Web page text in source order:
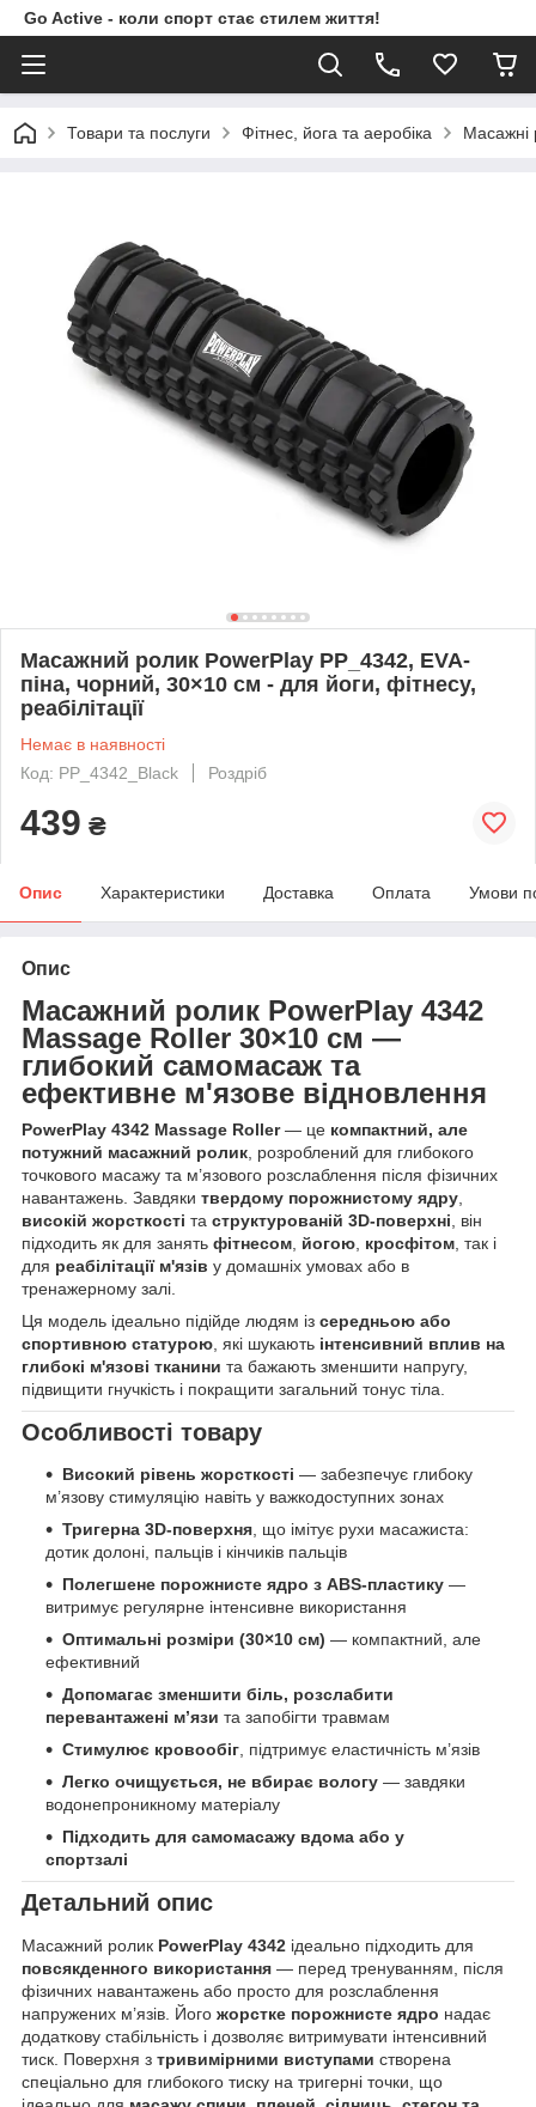
Go Active - коли спорт стає стилем життя!
Товари та послуги Фітнес, йога та аеробіка Масажні
Масажний ролик PowerPlay PP_4342, EVA-
піна, чорний, 30×10 см - для йоги, фітнесу,
реабілітації
Немає в наявності
Код: PP_4342_Black
Роздріб
439 ₴
Опис Характеристики Доставка Оплата Умови
Опис
Масажний ролик PowerPlay 4342
Massage Roller 30×10 см —
глибокий самомасаж та
ефективне м'язове відновлення
PowerPlay 4342 Massage Roller— це компактний, але
потужний масажний ролик , розроблений для глибокого
точкового масажу та м’язового розслаблення після фізичних
навантажень. Завдяки твердому порожнистому ядру
високій жорсткості та структурованій 3D-поверхні , він
підходить як для занять фітнесом йогою кросфітом , так і
для реабілітації м'язів у домашніх умовах або в
тренажерному залі.
Ця модель ідеально підійде людям із середньою або
спортивною статурою , які шукають інтенсивний вплив на
глибокі м'язові тканини та бажають зменшити напругу,
підвищити гнучкість і покращити загальний тонус тіла.
Особливості товару
Високий рівень жорсткості — забезпечує глибоку
м’язову стимуляцію навіть у важкодоступних зонах
Тригерна 3D-поверхня, що імітує рухи масажиста:
дотик долоні, пальців і кінчиків пальців
Полегшене порожнисте ядро з ABS-пластику —
витримує регулярне інтенсивне використання
Оптимальні розміри (30×10 см) — компактний, але
ефективний
Допомагає зменшити біль, розслабити
перевантажені м’язи та запобігти травмам
Стимулює кровообіг, підтримує еластичність м’язів
Легко очищується, не вбирає вологу — завдяки
водонепроникному матеріалу
Підходить для самомасажу вдома або у
спортзалі
Детальний опис
Масажний ролик PowerPlay 4342 ідеально підходить для
повсякденного використання — перед тренуванням, після
фізичних навантажень або просто для розслаблення
напружених м’язів. Його жорстке порожнисте ядро надає
додаткову стабільність і дозволяє витримувати інтенсивний
тиск. Поверхня з тривимірними виступами створена
спеціально для глибокого тиску на тригерні точки, що